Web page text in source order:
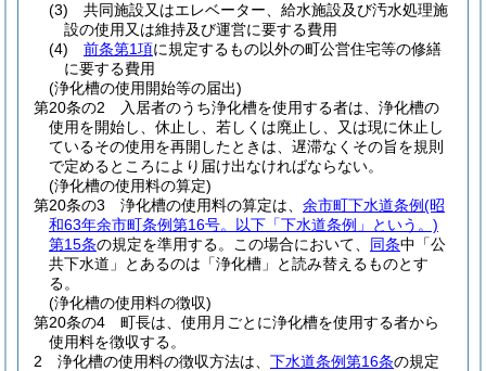
(3)
共同施設又はエレベーター、給水施設及び汚水処理施
設の使用又は維持及び運営に要する費用
(4)
前条第1項に規定するもの以外の町公営住宅等の修繕
に要する費用
(浄化槽の使用開始等の届出)
第20条の2
入居者のうち浄化槽を使用する者は、浄化槽の
使用を開始し、休止し、若しくは廃止し、又は現に休止し
ているその使用を再開したときは、遅滞なくその旨を規則
で定めるところにより届け出なければならない。
(浄化槽の使用料の算定)
第20条の3
浄化槽の使用料の算定は、 余市町下水道条例(昭
和63年余市町条例第16号。以下「下水道条例」という。)
第15条の規定を準用する。 この場合において、 同条中「公
共下水道」とあるのは「浄化槽」と読み替えるものとす
る。
(浄化槽の使用料の徴収)
第20条の4
町長は、使用月ごとに浄化槽を使用する者から
使用料を徴収する。
2
浄化槽の使用料の徴収方法は、 下水道条例第16条の規定